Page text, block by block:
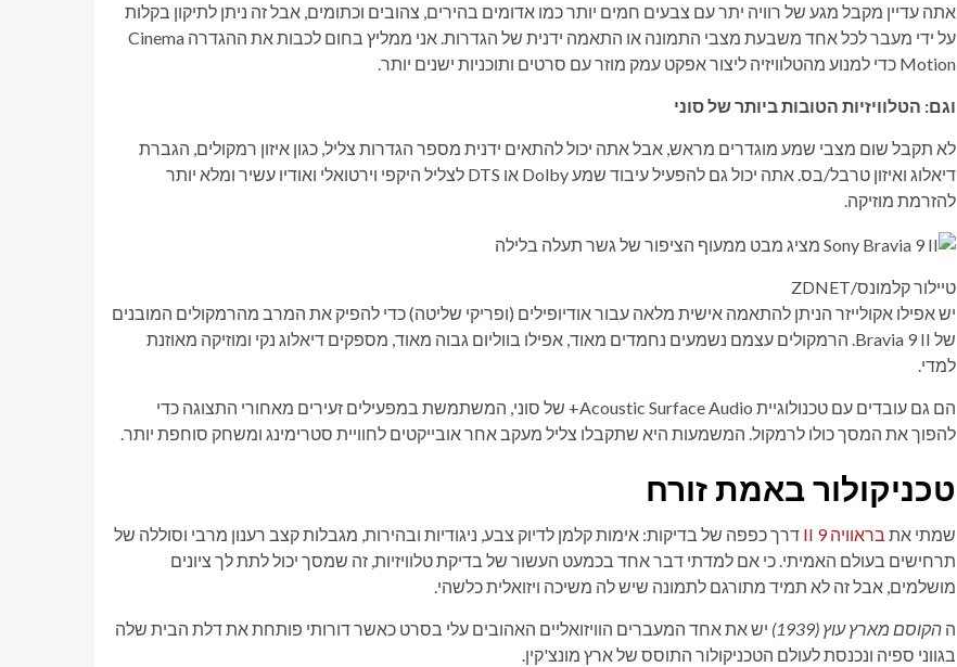
אתה עדיין מקבל מגע של רוויה יתר עם צבעים חמים יותר כמו אדומים בהירים, צהובים וכתומים, אבל זה ניתן לתיקון בקלות
על ידי מעבר לכל אחד משבעת מצבי התמונה או התאמה ידנית של הגדרות. אני ממליץ בחום לכבות את ההגדרה Cinema
Motion כדי למנוע מהטלוויזיה ליצור אפקט עמק מוזר עם סרטים ותוכניות ישנים יותר.
וגם: הטלוויזיות הטובות ביותר של סוני
לא תקבל שום מצבי שמע מוגדרים מראש, אבל אתה יכול להתאים ידנית מספר הגדרות צליל, כגון איזון רמקולים, הגברת
דיאלוג ואיזון טרבל/בס. אתה יכול גם להפעיל עיבוד שמע Dolby או DTS לצליל היקפי וירטואלי ואודיו עשיר ומלא יותר
להזרמת מוזיקה.
טיילור קלמונס/ZDNET
יש אפילו אקולייזר הניתן להתאמה אישית מלאה עבור אודיופילים (ופריקי שליטה) כדי להפיק את המרב מהרמקולים המובנים
של Bravia 9 II. הרמקולים עצמם נשמעים נחמדים מאוד, אפילו בווליום גבוה מאוד, מספקים דיאלוג נקי ומוזיקה מאוזנת
למדי.
הם גם עובדים עם טכנולוגיית Acoustic Surface Audio+ של סוני, המשתמשת במפעילים זעירים מאחורי התצוגה כדי
להפוך את המסך כולו לרמקול. המשמעות היא שתקבלו צליל מעקב אחר אובייקטים לחוויית סטרימינג ומשחק סוחפת יותר.
טכניקולור באמת זורח
שמתי את בראוויה 9 II
דרך כפפה של בדיקות: אימות קלמן לדיוק צבע, ניגודיות ובהירות, מגבלות קצב רענון מרבי וסוללה של
תרחישים בעולם האמיתי. כי אם למדתי דבר אחד בכמעט העשור של בדיקת טלוויזיות, זה שמסך יכול לתת לך ציונים
מושלמים, אבל זה לא תמיד מתורגם לתמונה שיש לה משיכה ויזואלית כלשהי.
ה הקוסם מארץ עוץ (1939)
יש את אחד המעברים הוויזואליים האהובים עלי בסרט כאשר דורותי פותחת את דלת הבית שלה
בגווני ספיה ונכנסת לעולם הטכניקולור התוסס של ארץ מונצ'קין.